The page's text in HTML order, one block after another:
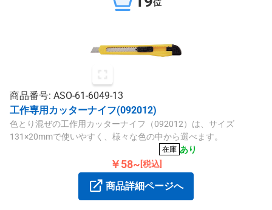
位
商品番号: ASO-61-6049-13
工作専用カッターナイフ(092012)
色とり混ぜの工作用カッターナイフ（092012）は、サイズ
131×20mmで使いやすく、様々な色の中から選べます。
在庫 あり
￥58~[税込]
商品詳細ページへ